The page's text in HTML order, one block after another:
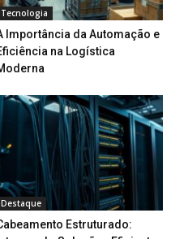
Tecnologia
Importância da Automação e
na Logística
Destaque
Estruturado: